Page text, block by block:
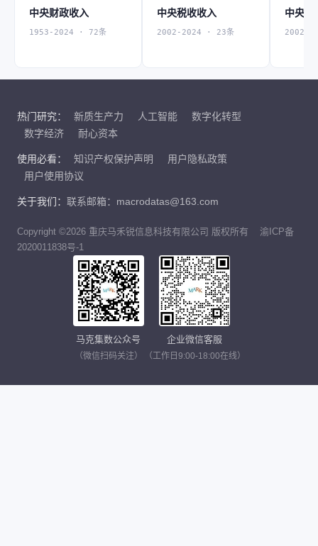
中央财政收入
1953-2024 · 72条
中央税收收入
2002-2024 · 23条
中央国
2002-
热门研究： 新质生产力 人工智能
数字化转型
数字经济
耐心资本
使用必看： 知识产权保护声明
用户隐私政策
用户使用协议
关于我们： 联系邮箱：macrodatas@163.com
Copyright ©2026 重庆马禾锐信息科技有限公司 版权所有
渝ICP备
2020011838号-1
马克集数公众号
（微信扫码关注）
企业微信客服
（工作日9:00-18:00在线）